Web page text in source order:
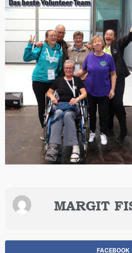
MARGIT
FACEBOOK